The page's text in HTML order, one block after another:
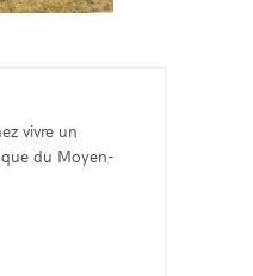
vivre un
du Moyen-